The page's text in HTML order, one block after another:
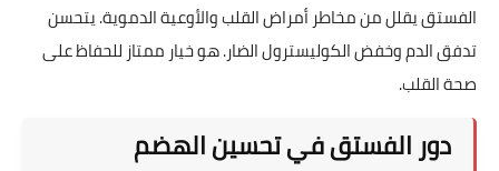
الفستق يقلل من مخاطر أمراض القلب والأوعية الدموية. يتحسن
تدفق الدم وخفض الكوليسترول الضار. هو خيار ممتاز للحفاظ على
صحة القلب.
دور الفستق في تحسين الهضم